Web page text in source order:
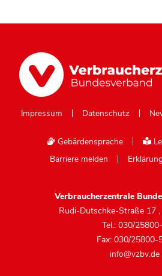
Impressum Datenschutz
Gebärdensprache
Barriere melden
Verbraucherzentrale
Rudi-Dutschke-Straße 17 ,
Tel.: 030/
Fax: 030/25800-
info@vzbv.de